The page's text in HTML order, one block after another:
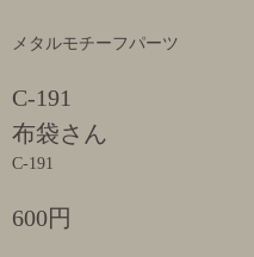
メタルモチーフパーツ
C-191
布袋さん
C-191
600円